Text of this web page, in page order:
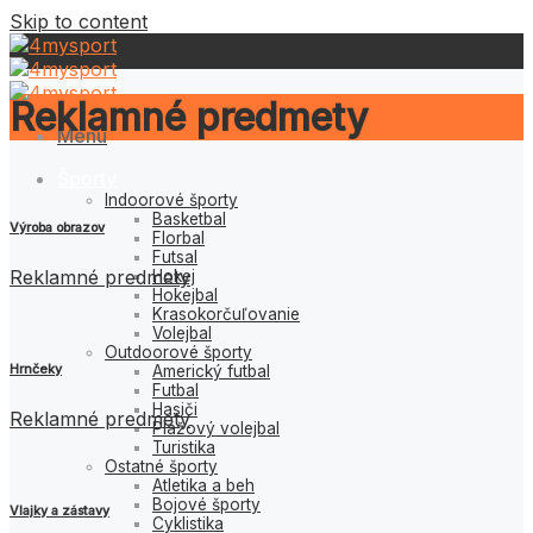
Skip to content
Menu
Indoorové športy
Basketbal
Florbal
Futsal
Hokej
Hokejbal
Krasokorčuľovanie
Volejbal
Outdoorové športy
Americký futbal
Futbal
Hasiči
Plážový volejbal
Turistika
Ostatné športy
Atletika a beh
Bojové športy
Cyklistika
Reklamné predmety
Výroba obrazov
Reklamné predmety
Hrnčeky
Reklamné predmety
Vlajky a zástavy